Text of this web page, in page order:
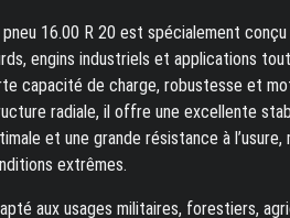
pneu 16.00 R 20 est spécialement
engins industriels et applications
capacité de charge, robustesse et
radiale, il offre une excellente
et une grande résistance à l’usure,
extrêmes.
aux usages militaires, forestiers,